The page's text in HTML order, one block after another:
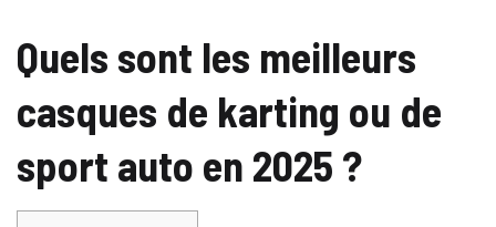
Quels sont les meilleurs
casques de karting ou de
sport auto en 2025 ?